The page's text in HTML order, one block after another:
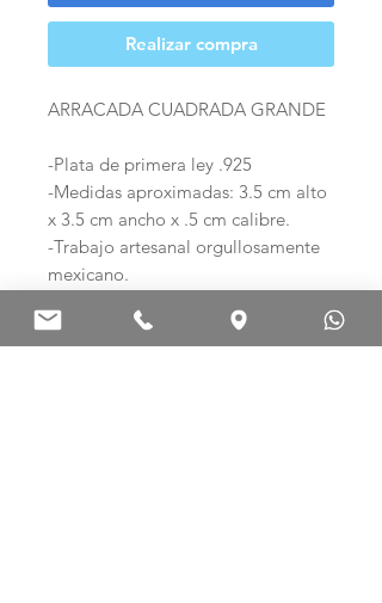
Realizar compra
ARRACADA CUADRADA GRANDE
-Plata de primera ley .925
-Medidas aproximadas: 3.5 cm alto
x 3.5 cm ancho x .5 cm calibre.
-Trabajo artesanal orgullosamente
mexicano.